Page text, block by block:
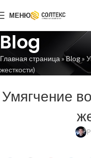
МЕНЮ
Blog
Главная страница »Blog»
жесткости)
Умягчение